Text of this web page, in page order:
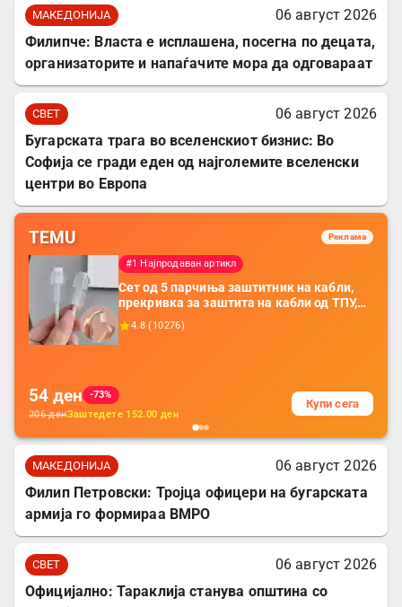
МАКЕДОНИЈА
06 август 2026
Филипче: Власта е исплашена, посегна по децата,
организаторите и напаѓачите мора да одговараат
СВЕТ
06 август 2026
Бугарската трага во вселенскиот бизнис: Во
Софија се гради еден од најголемите вселенски
центри во Европа
TEMU Реклама
#1 Најпродаван артикл
Сет од 5 парчиња заштитник на кабли,
прекривка за заштита на кабли од ТПУ,
додатоци за заштита на кабли, без
батерија, за мобилни телефони, комплет
4.8 (10276)
54 ден
-73%
206денЗаштедете 152.00 ден
Купи сега
МАКЕДОНИЈА
06 август 2026
Филип Петровски: Тројца офицери на бугарската
армија го формираа ВМРО
СВЕТ
06 август 2026
Официјално: Тараклија станува општина со